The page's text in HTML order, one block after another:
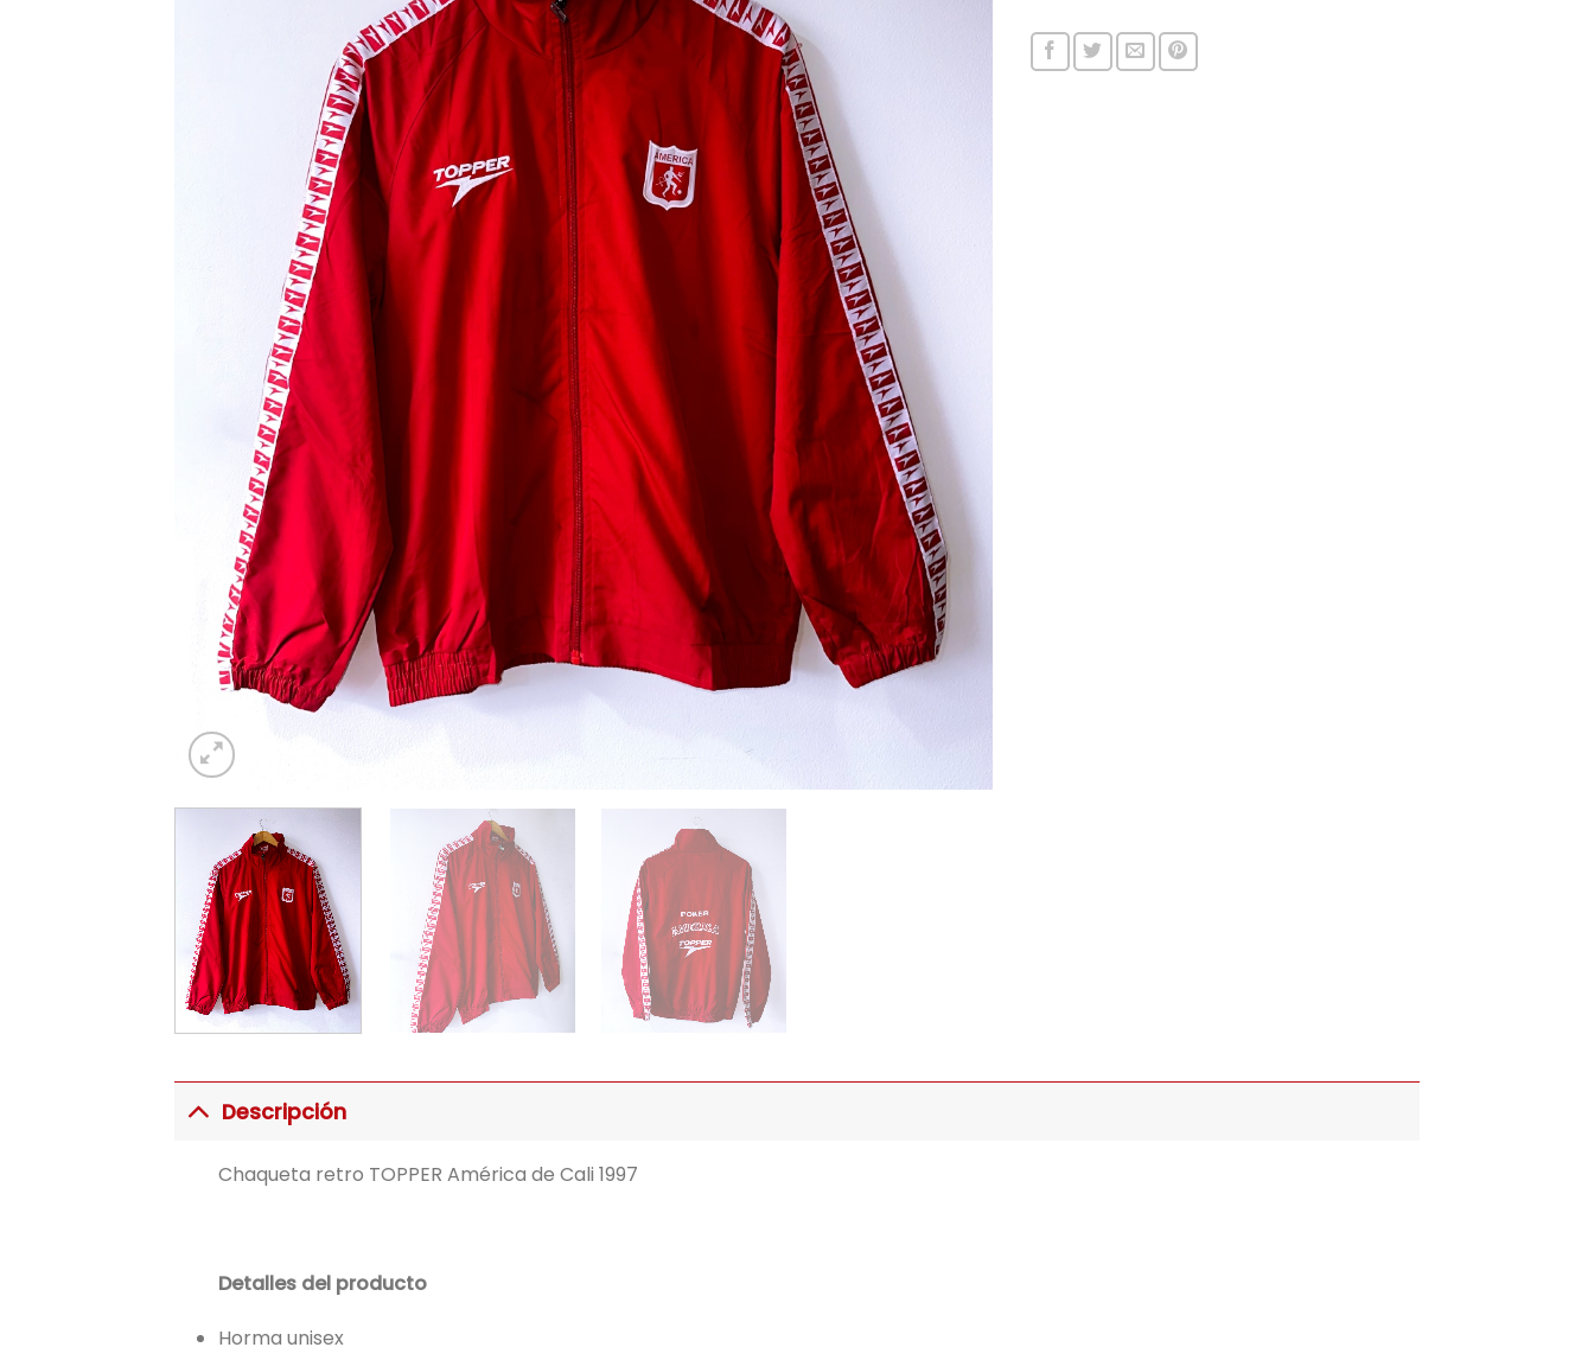
Descripción
Chaqueta retro TOPPER América de Cali 1997
Detalles del producto
Horma unisex